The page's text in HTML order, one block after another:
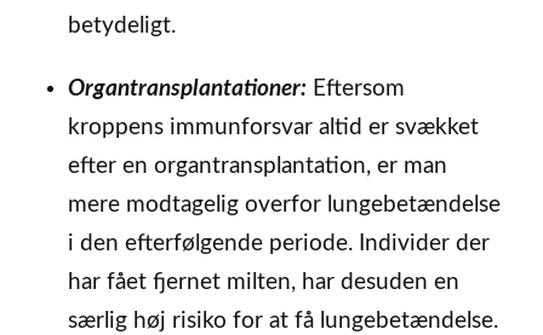
betydeligt.
Organtransplantationer: Eftersom
kroppens immunforsvar altid er svækket
efter en organtransplantation, er man
mere modtagelig overfor lungebetændelse
i den efterfølgende periode. Individer der
har fået fjernet milten, har desuden en
særlig høj risiko for at få lungebetændelse.